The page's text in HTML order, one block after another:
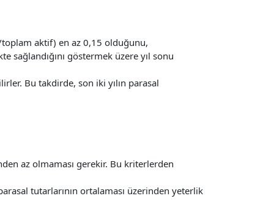
toplam aktif) en az 0,15 olduğunu,
sağlandığını göstermek üzere yıl sonu
Bu takdirde, son iki yılın parasal
az olmaması gerekir. Bu kriterlerden
tutarlarının ortalaması üzerinden yeterlik